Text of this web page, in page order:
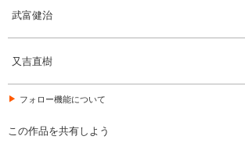
武富健治
又吉直樹
フォロー機能について
この作品を共有しよう